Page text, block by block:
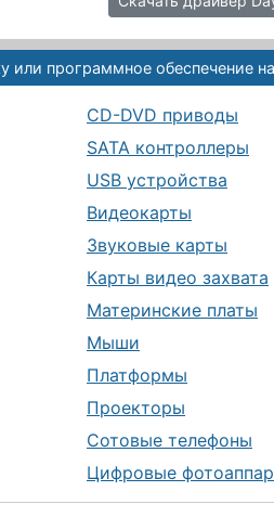
программное обеспечение
CD-DVD приводы
SATA контроллеры
USB устройства
Видеокарты
Звуковые карты
Карты видео захвата
Материнские платы
Мыши
Платформы
Проекторы
Сотовые телефоны
Цифровые